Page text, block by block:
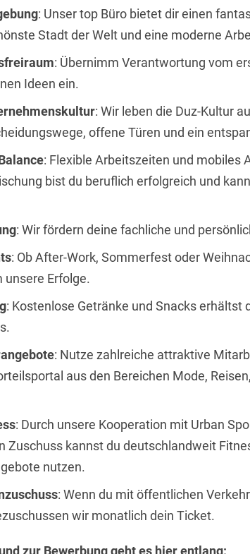
: Unser top Büro bietet dir einen
Stadt der Welt und eine moderne
: Übernimm Verantwortung vom
Ideen ein.
: Wir leben die Duz-Kultur
offene Türen und ein
: Flexible Arbeitszeiten und mobiles
bist du beruflich erfolgreich und
: Wir fördern deine fachliche und
: Ob After-Work, Sommerfest oder
unsere Erfolge.
: Kostenlose Getränke und Snacks erhältst
: Nutze zahlreiche attraktive
aus den Bereichen Mode,
: Durch unsere Kooperation mit Urban
Zuschuss kannst du deutschlandweit
nutzen.
: Wenn du mit öffentlichen
wir monatlich dein Ticket.